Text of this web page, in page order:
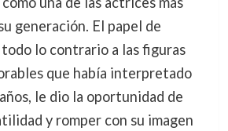
generación. El papel de
lo contrario a las figuras
que había interpretado
le dio la oportunidad de
y romper con su imagen